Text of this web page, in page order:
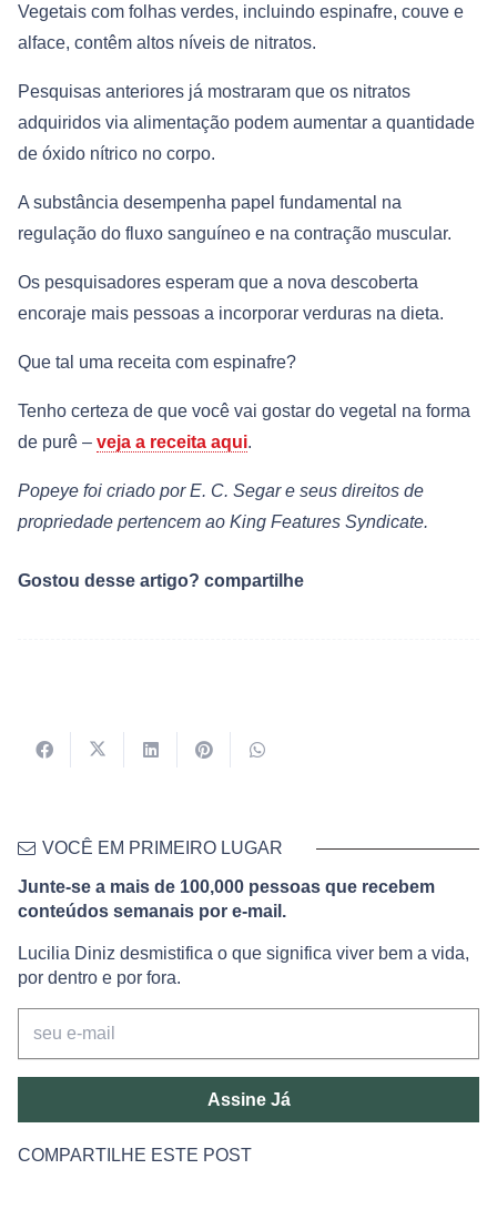
Vegetais com folhas verdes, incluindo espinafre, couve e
alface, contêm altos níveis de nitratos.
Pesquisas anteriores já mostraram que os nitratos
adquiridos via alimentação podem aumentar a quantidade
de óxido nítrico no corpo.
A substância desempenha papel fundamental na
regulação do fluxo sanguíneo e na contração muscular.
Os pesquisadores esperam que a nova descoberta
encoraje mais pessoas a incorporar verduras na dieta.
Que tal uma receita com espinafre?
Tenho certeza de que você vai gostar do vegetal na forma
de purê – veja a receita aqui.
Popeye foi criado por E. C. Segar e seus direitos de
propriedade pertencem ao King Features Syndicate.
Gostou desse artigo? compartilhe
VOCÊ EM PRIMEIRO LUGAR
Junte-se a mais de 100,000 pessoas que recebem
conteúdos semanais por e-mail.
Lucilia Diniz desmistifica o que significa viver bem a vida,
por dentro e por fora.
Assine Já
COMPARTILHE ESTE POST